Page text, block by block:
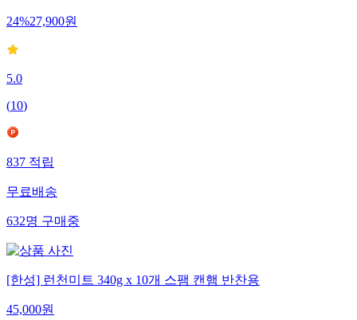
24%27,900원
5.0
(10)
837 적립
무료배송
632명 구매중
[한성] 런천미트 340g x 10개 스팸 캔햄 반찬용
45,000원